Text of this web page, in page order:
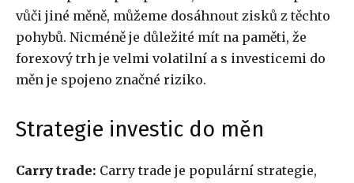
vůči jiné měně, můžeme dosáhnout zisků z těchto
pohybů. Nicméně je důležité mít na paměti, že
forexový trh je velmi volatilní a s investicemi do
měn je spojeno značné riziko.
Strategie investic do měn
Carry trade: Carry trade je populární strategie,